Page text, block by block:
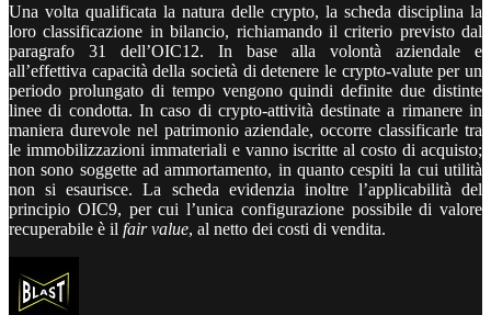
Una volta qualificata la natura delle crypto, la scheda disciplina la
loro classificazione in bilancio, richiamando il criterio previsto dal
paragrafo 31 dell’OIC12. In base alla volontà aziendale e
all’effettiva capacità della società di detenere le crypto-valute per un
periodo prolungato di tempo vengono quindi definite due distinte
linee di condotta. In caso di crypto-attività destinate a rimanere in
maniera durevole nel patrimonio aziendale, occorre classificarle tra
le immobilizzazioni immateriali e vanno iscritte al costo di acquisto;
non sono soggette ad ammortamento, in quanto cespiti la cui utilità
non si esaurisce. La scheda evidenzia inoltre l’applicabilità del
principio OIC9, per cui l’unica configurazione possibile di valore
recuperabile è il fair value, al netto dei costi di vendita.